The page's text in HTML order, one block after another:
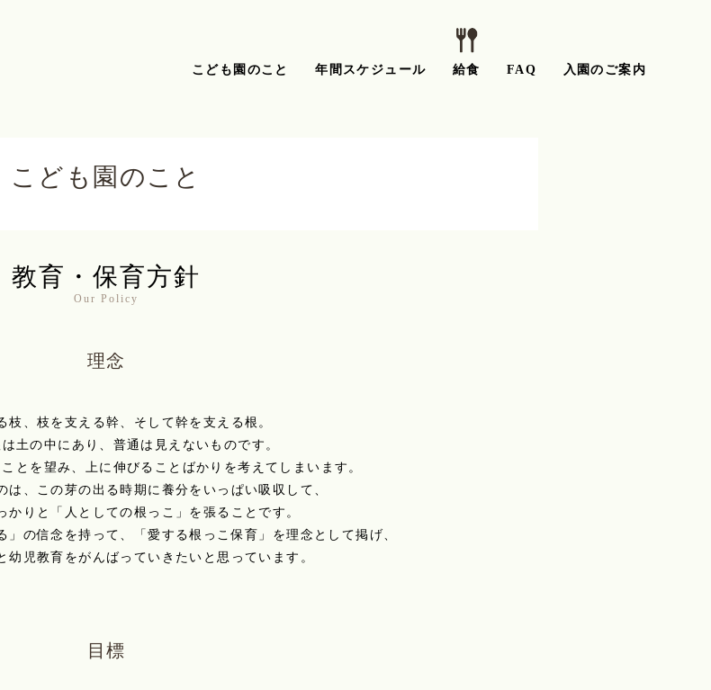
こども園のこと 年間スケジュール 給食 FAQ 入園のご案内
こども園のこと
教育・保育方針
Our Policy
理念
枝、枝を支える幹、そして幹を支える根。
土の中にあり、普通は見えないものです。
とを望み、上に伸びることばかりを考えてしまいます。
は、この芽の出る時期に養分をいっぱい吸収して、
かりと「人としての根っこ」を張ることです。
」の信念を持って、「愛する根っこ保育」を理念として掲げ、
幼児教育をがんばっていきたいと思っています。
目標